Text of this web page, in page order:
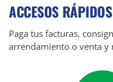
ACCESOS RÁPIDOS
Paga tus facturas,
arrendamiento o venta y